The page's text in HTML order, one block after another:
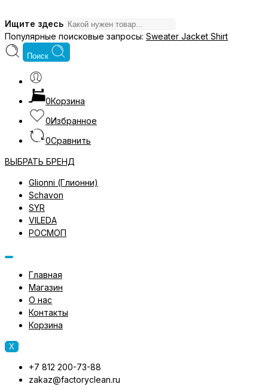
Ищите здесь
Популярные поисковые запросы: Sweater Jacket Shirt
Поиск
0Корзина
0Избранное
0Сравнить
ВЫБРАТЬ БРЕНД
Glionni (Глионни)
Schavon
SYR
VILEDA
РОСМОП
Главная
Магазин
О нас
Контакты
Корзина
X
+7 812 200-73-88
zakaz@factoryclean.ru